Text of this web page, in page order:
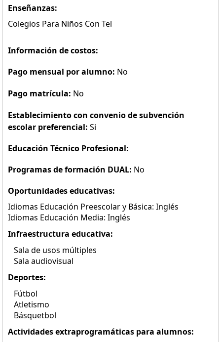
Enseñanzas:
Colegios Para Niños Con Tel
Información de costos:
Pago mensual por alumno: No
Pago matrícula: No
Establecimiento con convenio de subvención
escolar preferencial: Si
Educación Técnico Profesional:
Programas de formación DUAL: No
Oportunidades educativas:
Idiomas Educación Preescolar y Básica: Inglés
Idiomas Educación Media: Inglés
Infraestructura educativa:
Sala de usos múltiples
Sala audiovisual
Deportes:
Fútbol
Atletismo
Básquetbol
Actividades extraprogramáticas para alumnos: